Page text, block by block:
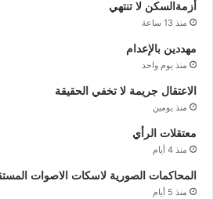
أزمةالسكن لا تنتهي
منذ 13 ساعة
مهددين بالإعدام
منذ يوم واحد
الاعتقال جريمة لا تخفي الحقيقة
منذ يومين
معتقلات الرأي
منذ 4 أيام
المحاكمات الصورية لاسكات الاصوات
منذ 5 أيام